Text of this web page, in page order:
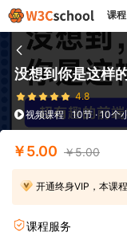
课程
没想到你是这样
4.8
视频课程
10节 · 10个
￥5.00 ￥5.00
开通终身VIP，本课程
课程服务